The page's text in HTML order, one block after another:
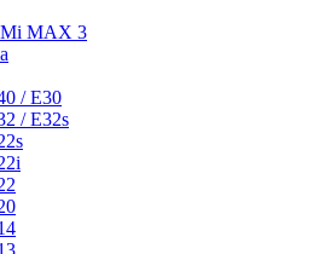
Mi MAX 3
/ E30
/ E32s